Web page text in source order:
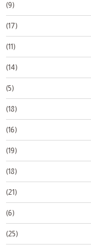
(9)
(17)
(11)
(14)
(5)
(18)
(16)
(19)
(18)
(21)
(6)
(25)